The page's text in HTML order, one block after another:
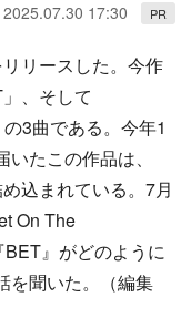
2025.07.30 17:30 PR
リースした。今作
、そして
3曲である。今年1
たこの作品は、
込まれている。7月
On The
』がどのように
を聞いた。（編集